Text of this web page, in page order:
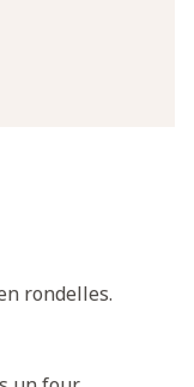
rondelles.